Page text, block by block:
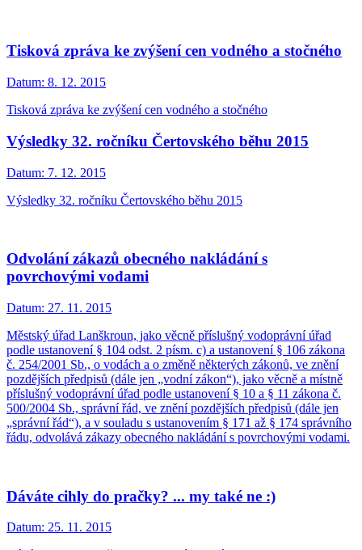
Tisková zpráva ke zvýšení cen vodného a stočného
Datum: 8. 12. 2015
Tisková zpráva ke zvýšení cen vodného a stočného
Výsledky 32. ročníku Čertovského běhu 2015
Datum: 7. 12. 2015
Výsledky 32. ročníku Čertovského běhu 2015
Odvolání zákazů obecného nakládání s
povrchovými vodami
Datum: 27. 11. 2015
Městský úřad Lanškroun, jako věcně příslušný vodoprávní úřad
podle ustanovení § 104 odst. 2 písm. c) a ustanovení § 106 zákona
č. 254/2001 Sb., o vodách a o změně některých zákonů, ve znění
pozdějších předpisů (dále jen „vodní zákon“), jako věcně a místně
příslušný vodoprávní úřad podle ustanovení § 10 a § 11 zákona č.
500/2004 Sb., správní řád, ve znění pozdějších předpisů (dále jen
„správní řád“), a v souladu s ustanovením § 171 až § 174 správního
řádu, odvolává zákazy obecného nakládání s povrchovými vodami.
Dáváte cihly do pračky? ... my také ne :)
Datum: 25. 11. 2015